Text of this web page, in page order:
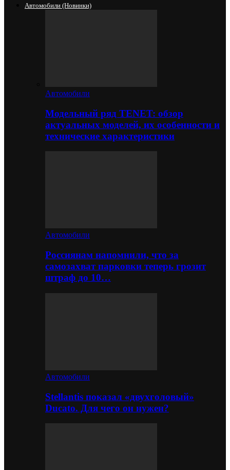
Автомобили (новинки)
Автомобили
Модельный ряд TENET: обзор
актуальных моделей, их особенности и
технические характеристики
Автомобили
Россиянам напомнили, что за
самозахват парковки теперь грозит
штраф до 10…
Автомобили
Stellantis показал «двухголовый»
Ducato. Для чего он нужен?